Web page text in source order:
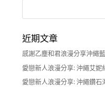
近期文章
感謝乙塵和君浪漫分享沖繩
愛戀新人浪漫分享: 沖繩艾
愛戀新人浪漫分享: 沖繩鑽石